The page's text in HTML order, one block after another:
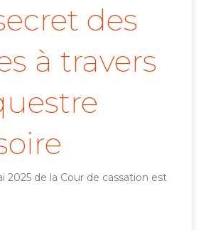
des
à travers
2025 de la Cour de cassation est